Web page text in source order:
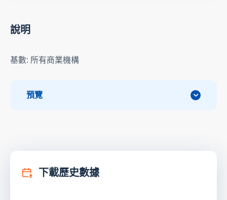
說明
基數: 所有商業機構
預覽
下載歷史數據